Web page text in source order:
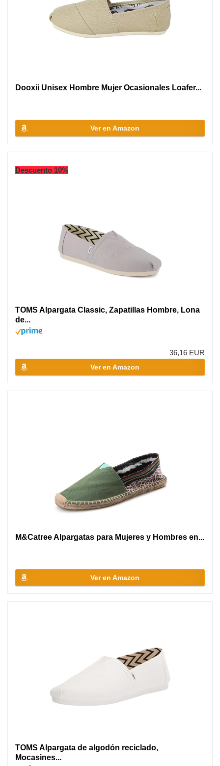
Dooxii Unisex Hombre Mujer Ocasionales Loafer...
Ver en Amazon
Descuento 10%
TOMS Alpargata Classic, Zapatillas Hombre, Lona
de...
36,16 EUR
Ver en Amazon
M&Catree Alpargatas para Mujeres y Hombres en...
Ver en Amazon
TOMS Alpargata de algodón reciclado,
Mocasines...